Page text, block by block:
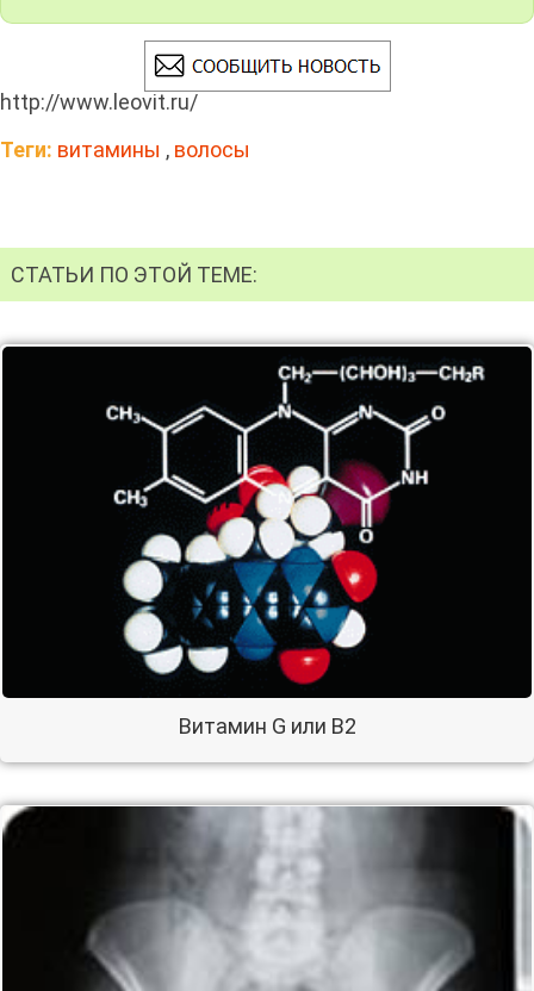
http://www.leovit.ru/
Теги: витамины , волосы
СТАТЬИ ПО ЭТОЙ ТЕМЕ:
Витамин G или В2